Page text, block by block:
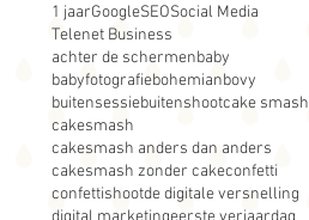
1 jaarGoogleSEOSocial Media
Telenet Business
achter de schermenbaby
babyfotografiebohemianbovy
buitensessiebuitenshootcake smash
cakesmash
cakesmash anders dan anders
cakesmash zonder cakeconfetti
confettishootde digitale versnelling